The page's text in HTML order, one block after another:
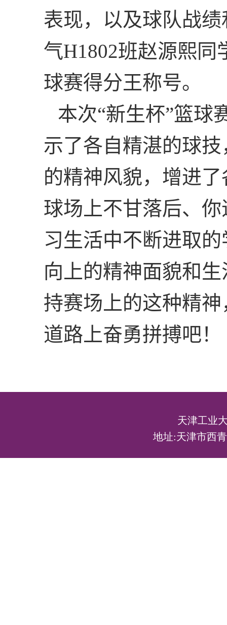
表现，以及球队战
气H1802班赵源熙同
球赛得分王称号。
本次“新生杯”篮球
示了各自精湛的球
的精神风貌，增进
球场上不甘落后、
习生活中不断进取
向上的精神面貌和
持赛场上的这种精
道路上奋勇拼搏吧！
天津工业
地址:天津市西